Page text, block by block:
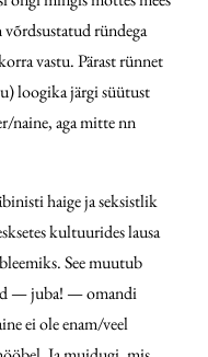
ründega
vastu. Pärast rünnet
loogika järgi süütust
naine, aga mitte nn
haige ja seksistlik
kultuurides lausa
See muutub
— juba! — omandi
ei ole enam/veel